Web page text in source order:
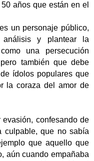
años que están en el
un personaje público,
y plantear la
una persecución
también que debe
ídolos populares que
la coraza del amor de
confesando de
culpable, que no sabía
que aquello que
aún cuando empañaba